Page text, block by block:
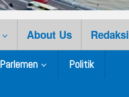
About Us Redaksi
Parlemen Politik